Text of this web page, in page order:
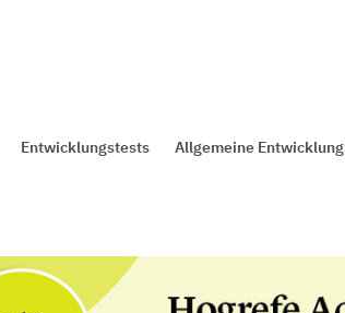
Entwicklungstests Allgemeine Entwicklung